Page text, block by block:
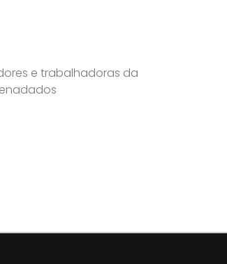
e trabalhadoras da